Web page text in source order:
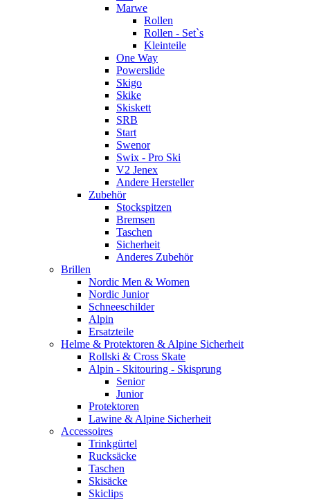
Marwe
Rollen
Rollen - Set`s
Kleinteile
One Way
Powerslide
Skigo
Skike
Skiskett
SRB
Start
Swenor
Swix - Pro Ski
V2 Jenex
Andere Hersteller
Zubehör
Stockspitzen
Bremsen
Taschen
Sicherheit
Anderes Zubehör
Brillen
Nordic Men & Women
Nordic Junior
Schneeschilder
Alpin
Ersatzteile
Helme & Protektoren & Alpine Sicherheit
Rollski & Cross Skate
Alpin - Skitouring - Skisprung
Senior
Junior
Protektoren
Lawine & Alpine Sicherheit
Accessoires
Trinkgürtel
Rucksäcke
Taschen
Skisäcke
Skiclips